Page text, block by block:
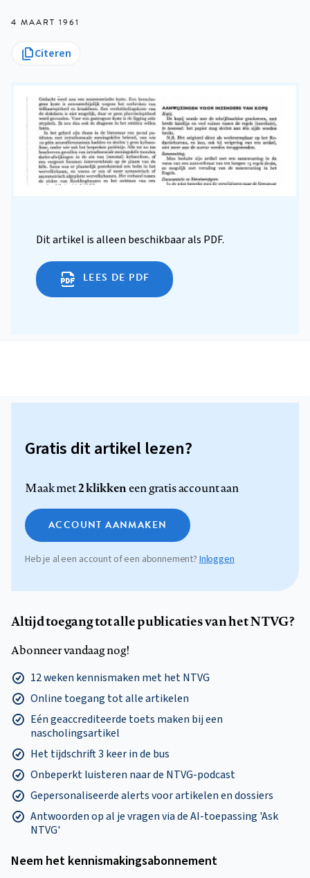
4 MAART 1961
Citeren
Dit artikel is alleen beschikbaar als PDF.
LEES DE PDF
Gratis dit artikel lezen?
Maak met2 klikkeneen gratis account aan
ACCOUNT AANMAKEN
Heb je al een account of een abonnement? Inloggen
Altijd toegang tot alle publicaties van het NTVG?
Abonneer vandaag nog!
12 weken kennismaken met het NTVG
Online toegang tot alle artikelen
Eén geaccrediteerde toets maken bij een
nascholingsartikel
Het tijdschrift 3 keer in de bus
Onbeperkt luisteren naar de NTVG-podcast
Gepersonaliseerde alerts voor artikelen en dossiers
Antwoorden op al je vragen via de AI-toepassing 'Ask
NTVG'
Neem het kennismakings­abonnement